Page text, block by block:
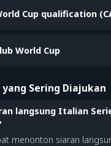
Cup qualification
World Cup
Sering Diajukan
langsung Italian
menonton siaran